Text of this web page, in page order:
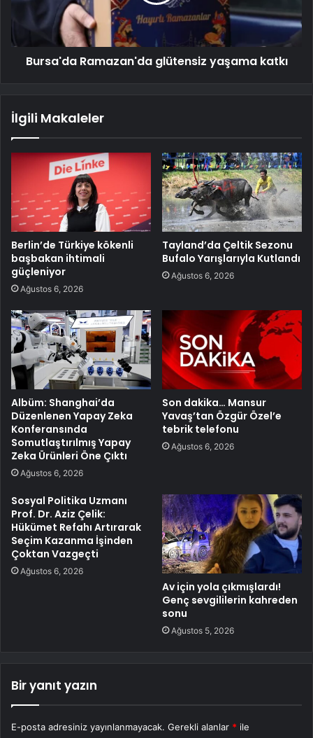
Bursa'da Ramazan'da glütensiz yaşama katkı
İlgili Makaleler
Berlin’de Türkiye kökenli
başbakan ihtimali
güçleniyor
Ağustos 6, 2026
Tayland’da Çeltik Sezonu
Bufalo Yarışlarıyla Kutlandı
Ağustos 6, 2026
Albüm: Shanghai’da
Düzenlenen Yapay Zeka
Konferansında
Somutlaştırılmış Yapay
Zeka Ürünleri Öne Çıktı
Ağustos 6, 2026
Son dakika… Mansur
Yavaş’tan Özgür Özel’e
tebrik telefonu
Ağustos 6, 2026
Sosyal Politika Uzmanı
Prof. Dr. Aziz Çelik:
Hükümet Refahı Artırarak
Seçim Kazanma İşinden
Çoktan Vazgeçti
Ağustos 6, 2026
Av için yola çıkmışlardı!
Genç sevgililerin kahreden
sonu
Ağustos 5, 2026
Bir yanıt yazın
E-posta adresiniz yayınlanmayacak. Gerekli alanlar * ile